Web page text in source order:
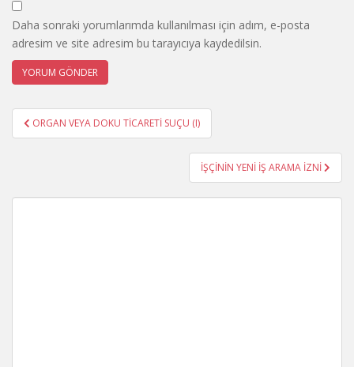
Daha sonraki yorumlarımda kullanılması için adım, e-posta
adresim ve site adresim bu tarayıcıya kaydedilsin.
Yazı
gezinmesi
ORGAN VEYA DOKU TİCARETİ SUÇU (I)
İŞÇİNİN YENİ İŞ ARAMA İZNİ